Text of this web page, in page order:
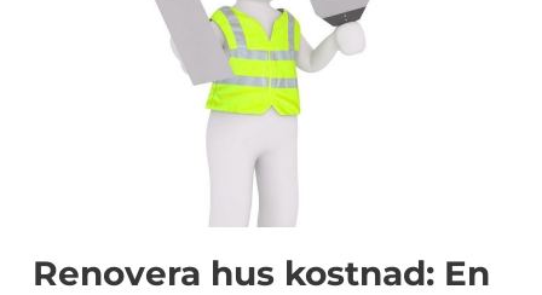
Renovera hus kostnad: En